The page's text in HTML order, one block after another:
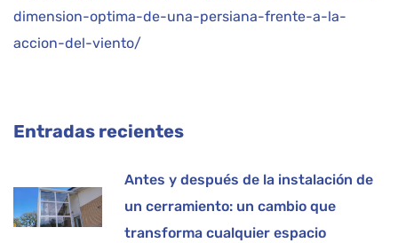
Entradas recientes
Antes y después de la instalación de
un cerramiento: un cambio que
transforma cualquier espacio
dimension-optima-de-una-persiana-frente-a-la-
accion-del-viento/